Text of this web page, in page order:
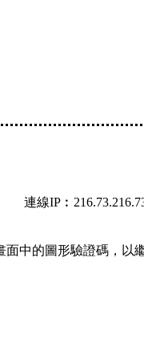
連線
面中的圖形驗證碼，以